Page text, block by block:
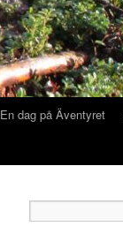
En dag på Äventyret